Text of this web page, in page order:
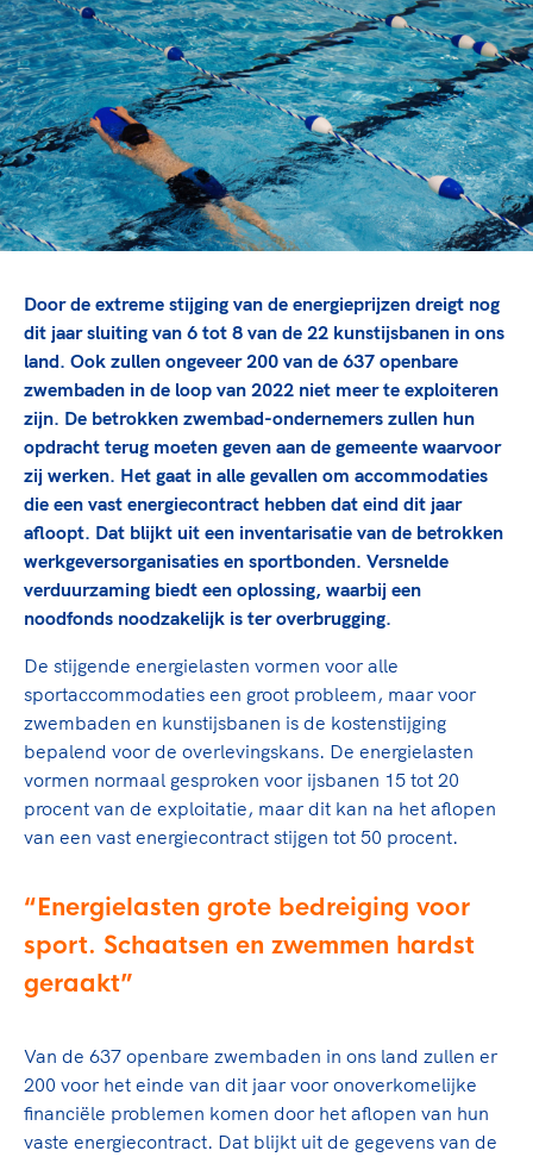
Sportonderzoek
Sportakkoord II
Game Changer
TeamNL kids
Olympische geschiedenis
Nieuwspagina
Columns
Sport gaat niet vanzelf
Sport verenigt. Op sportclubs, pleintjes, tijdens
een rondje fietsen, door samen te skaten of naar
de sportschool te gaan. Door samen te juichen
voor Sifan Hassan, Rico Verhoeven, Diede de
genieten van de karatewedstrijd van je dochter,
de halve marathon van je moeder of de
hockeywedstrijd van je buurjongen.
Lees verder
Veilige en integere sport
Diversiteit en inclusie
Gezonde sportomgeving
Duurzaamheid
Bekwaam sportkader
Vitale clubs en bestuurlijk kader
Clubacties
Handboek Wet- en Regelgeving
Opleidingen en trainingen
High5 Stappenplan
Ruimte voor sport
Clubondersteuning
Beroepskrachten
sportomgeving
Voor welk gedrag staat de club? Wat mag wel
langs de lijn, in de kleedkamer, kantine en online?
En wat mag vooral niet? Een gedragscode geeft
hier richting aan en is dus een belangrijk
onderdeel van het clubbeleid rondom gewenst en
Lees verder
TeamNL Academie Kalender
Kennisaanbod TeamNL Experts
TeamNL Sport Science Centre
Olympische Spelen LA28
Paralympische Spelen LA28
Topsportbeleid
Topsportfinanciering
Top teamsportcompetities
De TeamNL Academie
De TeamNL Academie biedt een leer- en
ontwikkelprogramma voor de volgende functies
binnen TeamNL programma's: experts, coaches,
bestuurders, (technisch) directeuren, managers en
toekomstig kader.
Lees verder
Door de extreme stijging van de energieprijzen dreigt nog
dit jaar sluiting van 6 tot 8 van de 22 kunstijsbanen in ons
land. Ook zullen ongeveer 200 van de 637 openbare
zwembaden in de loop van 2022 niet meer te exploiteren
zijn. De betrokken zwembad-ondernemers zullen hun
opdracht terug moeten geven aan de gemeente waarvoor
zij werken. Het gaat in alle gevallen om accommodaties
die een vast energiecontract hebben dat eind dit jaar
afloopt. Dat blijkt uit een inventarisatie van de betrokken
werkgeversorganisaties en sportbonden. Versnelde
verduurzaming biedt een oplossing, waarbij een
noodfonds noodzakelijk is ter overbrugging.
De stijgende energielasten vormen voor alle
sportaccommodaties een groot probleem, maar voor
zwembaden en kunstijsbanen is de kostenstijging
bepalend voor de overlevingskans. De energielasten
vormen normaal gesproken voor ijsbanen 15 tot 20
procent van de exploitatie, maar dit kan na het aflopen
van een vast energiecontract stijgen tot 50 procent.
Energielasten grote bedreiging voor
sport. Schaatsen en zwemmen hardst
geraakt
Van de 637 openbare zwembaden in ons land zullen er
200 voor het einde van dit jaar voor onoverkomelijke
financiële problemen komen door het aflopen van hun
vaste energiecontract. Dat blijkt uit de gegevens van de